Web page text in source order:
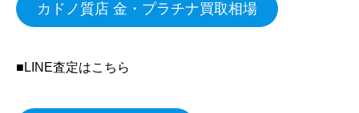
カドノ質店 金・プラチナ買取相場
■LINE査定はこちら